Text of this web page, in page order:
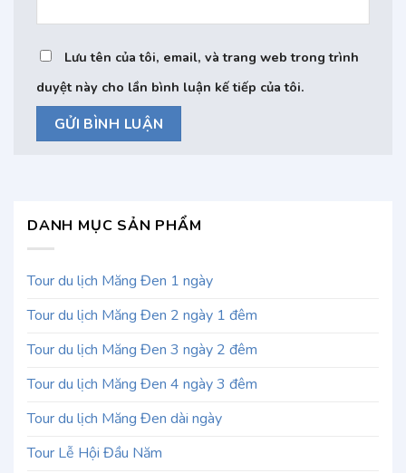
Lưu tên của tôi, email, và trang web trong trình
duyệt này cho lần bình luận kế tiếp của tôi.
DANH MỤC SẢN PHẨM
Tour du lịch Măng Đen 1 ngày
Tour du lịch Măng Đen 2 ngày 1 đêm
Tour du lịch Măng Đen 3 ngày 2 đêm
Tour du lịch Măng Đen 4 ngày 3 đêm
Tour du lịch Măng Đen dài ngày
Tour Lễ Hội Đầu Năm